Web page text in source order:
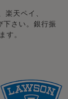
楽天ペイ、
下さい。銀行振
す。